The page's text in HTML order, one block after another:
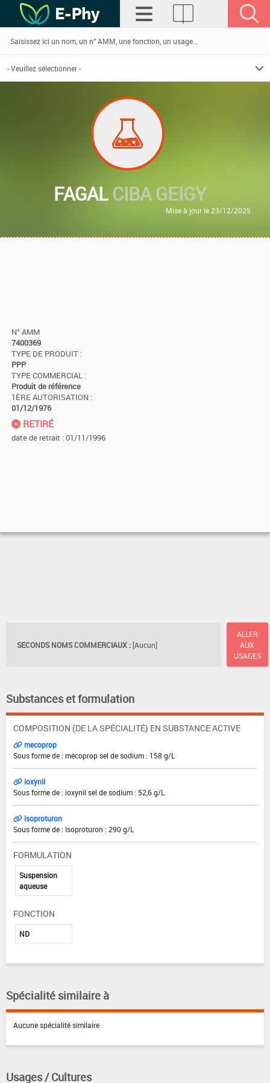
FAGALCIBA GEIGY
Mise à jour le 23/12/2025
N° AMM
7400369
TYPE DE PRODUIT :
PPP
TYPE COMMERCIAL :
Produit de référence
1ÈRE AUTORISATION :
01/12/1976
RETIRÉ
date de retrait : 01/11/1996
SECONDS NOMS COMMERCIAUX : [Aucun]
ALLER
AUX
USAGES
Substances et formulation
COMPOSITION (DE LA SPÉCIALITÉ) EN SUBSTANCE ACTIVE
mecoprop
Sous forme de : mécoprop sel de sodium : 158 g/L
ioxynil
Sous forme de : ioxynil sel de sodium : 52,6 g/L
isoproturon
Sous forme de : Isoproturon : 290 g/L
FORMULATION
Suspension
aqueuse
FONCTION
ND
Spécialité similaire à
Aucune spécialité similaire
Usages / Cultures